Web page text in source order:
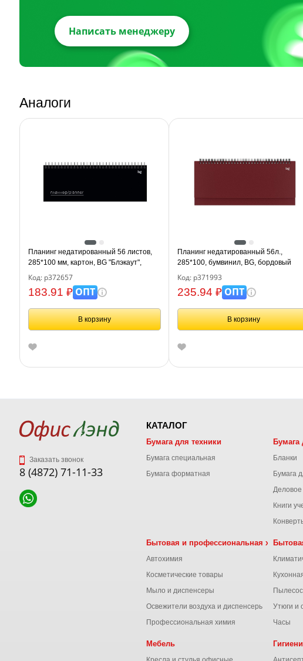
Написать менеджеру
Аналоги
Планинг недатированный 56 листов,
285*100 мм, картон, BG "Блэкаут",
отд.фольгой
Код: р372657
183.91 ₽ОПТ
В корзину
Планинг недатированный 56л.,
285*100, бумвинил, BG, бордовый
Код: р371993
235.94 ₽ОПТ
В корзину
Заказать звонок
8 (4872) 71-11-33
КАТАЛОГ
Бумага для техники
Бумага специальная
Бумага форматная
Бланки
Бумага
Книги
Бытовая и профессиональная химия
Автохимия
Косметические товары
Мыло и диспенсеры
Освежители воздуха и диспенсеры
Профессиональная химия
Утюги и
Часы
Мебель